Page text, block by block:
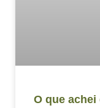
O que achei